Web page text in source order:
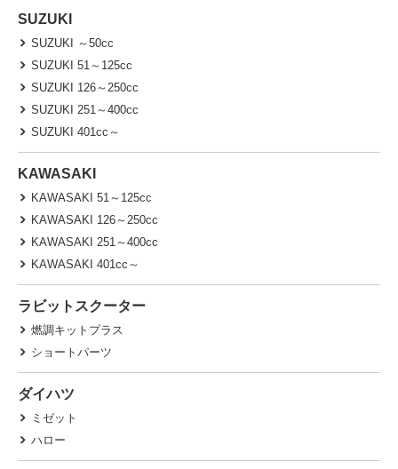
SUZUKI
SUZUKI ～50cc
SUZUKI 51～125cc
SUZUKI 126～250cc
SUZUKI 251～400cc
SUZUKI 401cc～
KAWASAKI
KAWASAKI 51～125cc
KAWASAKI 126～250cc
KAWASAKI 251～400cc
KAWASAKI 401cc～
ラビットスクーター
燃調キットプラス
ショートパーツ
ダイハツ
ミゼット
ハロー